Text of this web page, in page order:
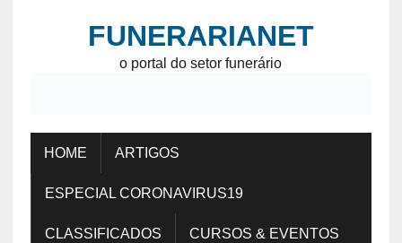
FUNERARIANET
o portal do setor funerário
HOME ARTIGOS
ESPECIAL CORONAVIRUS19
CLASSIFICADOS CURSOS & EVENTOS